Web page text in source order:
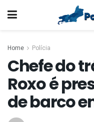
Home Polícia
Chefe do
Roxo é
de barco